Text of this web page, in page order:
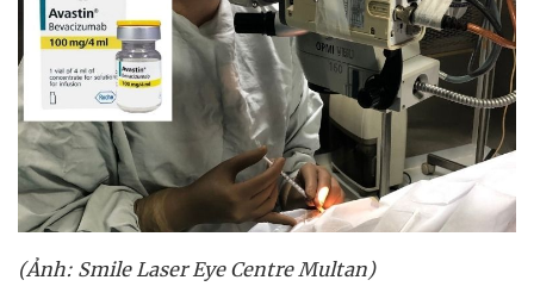
(Ảnh: Smile Laser Eye Centre Multan)